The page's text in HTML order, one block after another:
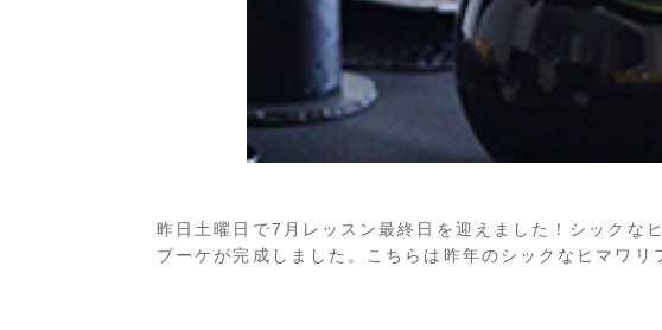
昨日土曜日で7月レッスン最終日を迎えました！シックな
ブーケが完成しました。こちらは昨年のシックなヒマワリ